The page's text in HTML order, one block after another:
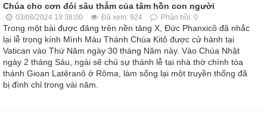
Chúa cho cơn đói sâu thẳm của tâm hồn con người
03/06/2024 19:38:00 Đã xem: 924 Phản hồi: 0
Trong một bài được đăng trên nền tảng X, Đức Phanxicô đã nhắc
lại lễ trọng kính Mình Máu Thánh Chúa Kitô được cử hành tại
Vatican vào Thứ Năm ngày 30 tháng Năm này. Vào Chúa Nhật
ngày 2 tháng Sáu, ngài sẽ chủ sự thánh lễ tại nhà thờ chính tòa
thánh Gioan Latêranô ở Rôma, làm sống lại một truyền thống đã
bị đình chỉ trong vài năm.